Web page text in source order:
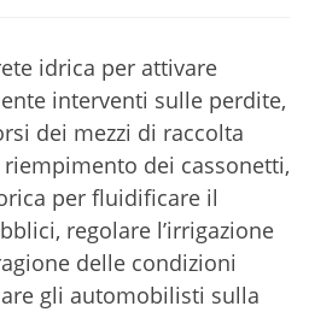
idrica per attivare
interventi sulle perdite,
dei mezzi di raccolta
dei cassonetti,
per fluidificare il
regolare l’irrigazione
delle condizioni
gli automobilisti sulla